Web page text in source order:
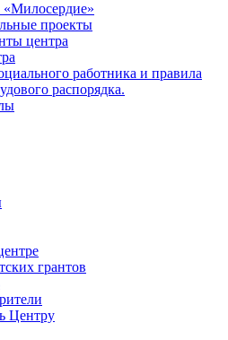
проекты
центра
работника и правила
распорядка.
грантов
Центру